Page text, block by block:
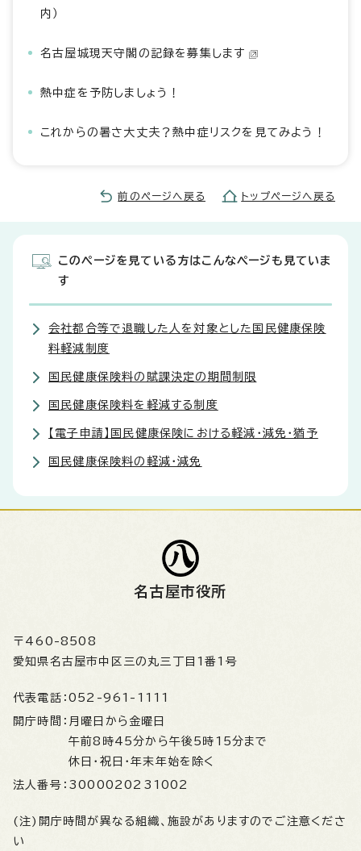
内）
名古屋城現天守閣の記録を募集します
熱中症を予防しましょう！
これからの暑さ大丈夫？熱中症リスクを見てみよう！
前のページへ戻る トップページへ戻る
このページを見ている方はこんなページも見ていま
す
会社都合等で退職した人を対象とした国民健康保険
料軽減制度
国民健康保険料の賦課決定の期間制限
国民健康保険料を軽減する制度
【電子申請】国民健康保険における軽減・減免・猶予
国民健康保険料の軽減・減免
名古屋市役所
〒460-8508
愛知県名古屋市中区三の丸三丁目1番1号
代表電話： 052-961-1111
開庁時間： 月曜日から金曜日
午前8時45分から午後5時15分まで
休日・祝日・年末年始を除く
法人番号： 3000020231002
(注)開庁時間が異なる組織、施設がありますのでご注意くださ
い